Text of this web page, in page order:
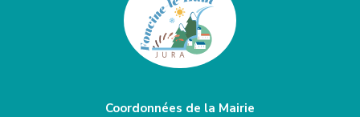
Coordonnées de la Mairie